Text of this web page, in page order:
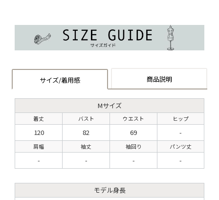
サイズ/着用感 商品説明
Mサイズ
着丈 バスト ウエスト ヒップ
120 82 69 -
肩幅 袖丈 袖回り パンツ丈
- - - -
モデル身長